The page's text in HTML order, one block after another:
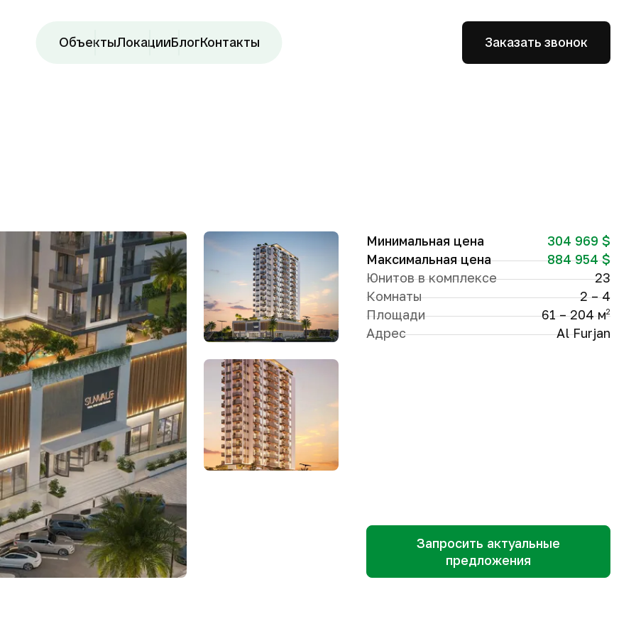
ОбъектыЛокацииБлогКонтакты Заказать звонок
Минимальная цена
304 969 $
Максимальная цена
884 954 $
Юнитов в комплексе
23
Комнаты
2 – 4
Площади
61 – 204 м2
Адрес Al Furjan
Запросить актуальные
предложения